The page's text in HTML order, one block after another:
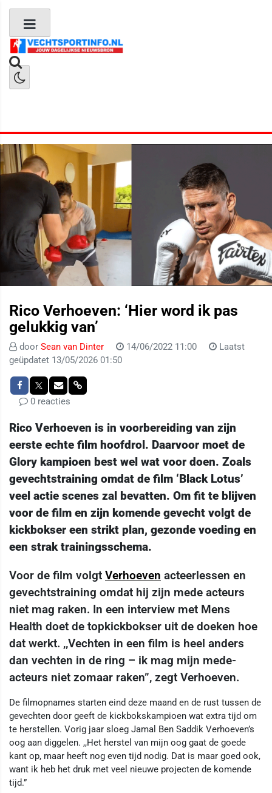
Rico Verhoeven: ‘Hier word ik pas
gelukkig van’
door Sean van Dinter 14/06/2022 11:00
Laatst
geüpdatet 13/05/2026 01:50
0 reacties
Rico Verhoeven is in voorbereiding van zijn
eerste echte film hoofdrol. Daarvoor moet de
Glory kampioen best wel wat voor doen. Zoals
gevechtstraining omdat de film ‘Black Lotus’
veel actie scenes zal bevatten. Om fit te blijven
voor de film en zijn komende gevecht volgt de
kickbokser een strikt plan, gezonde voeding en
een strak trainingsschema.
Voor de film volgt Verhoeven acteerlessen en
gevechtstraining omdat hij zijn mede acteurs
niet mag raken. In een interview met Mens
Health doet de topkickbokser uit de doeken hoe
dat werkt. ,,Vechten in een film is heel anders
dan vechten in de ring – ik mag mijn mede-
acteurs niet zomaar raken”, zegt Verhoeven.
De filmopnames starten eind deze maand en de rust tussen de
gevechten door geeft de kickbokskampioen wat extra tijd om
te herstellen. Vorig jaar sloeg Jamal Ben Saddik Verhoeven’s
oog aan diggelen. ,,Het herstel van mijn oog gaat de goede
kant op, maar heeft nog even tijd nodig. Dat is maar goed ook,
want ik heb het druk met veel nieuwe projecten de komende
tijd.”